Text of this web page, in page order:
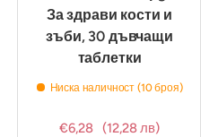
За здрави кости и
зъби, 30 дъвчащи
таблетки
Ниска наличност (10 броя)
€6,28
(12,28 лв)